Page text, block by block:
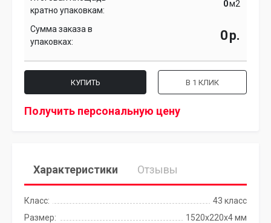
кратно упаковкам:
м2
Сумма заказа в
упаковках:
р.
КУПИТЬ В 1 КЛИК
Получить персональную цену
Характеристики Отзывы
Класс:
43 класс
Размер:
1520х220х4 мм